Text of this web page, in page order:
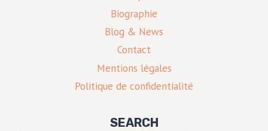
Biographie
Blog & News
Contact
Mentions légales
Politique de confidentialité
SEARCH